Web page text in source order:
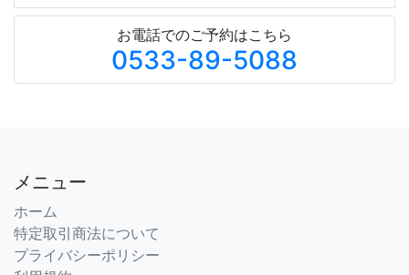
お電話でのご予約はこちら
0533-89-5088
メニュー
ホーム
特定取引商法について
プライバシーポリシー